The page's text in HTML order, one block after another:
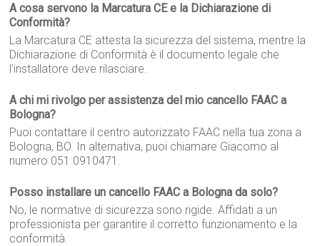
A cosa servono la Marcatura CE e la Dichiarazione di
Conformità?
La Marcatura CE attesta la sicurezza del sistema, mentre la
Dichiarazione di Conformità è il documento legale che
l'installatore deve rilasciare.
A chi mi rivolgo per assistenza del mio cancello FAAC a
Bologna?
Puoi contattare il centro autorizzato FAAC nella tua zona a
Bologna, BO. In alternativa, puoi chiamare Giacomo al
numero 051 0910471.
Posso installare un cancello FAAC a Bologna da solo?
No, le normative di sicurezza sono rigide. Affidati a un
professionista per garantire il corretto funzionamento e la
conformità.